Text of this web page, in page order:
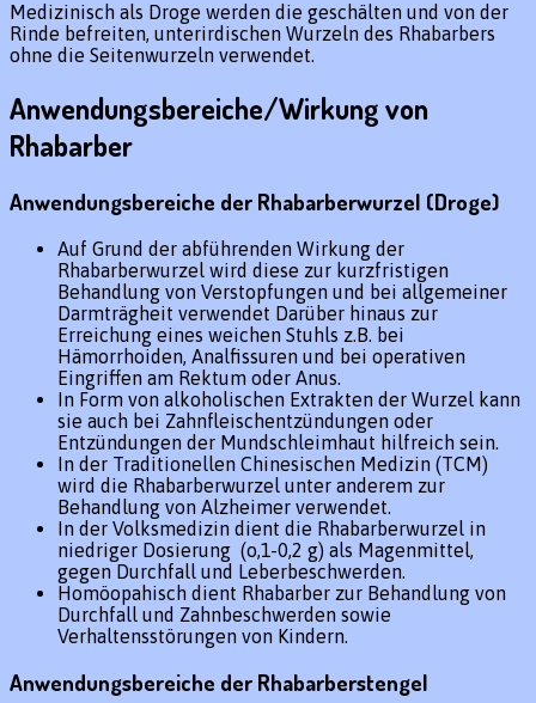
Medizinisch als Droge werden die geschälten und von der
Rinde befreiten, unterirdischen Wurzeln des Rhabarbers
ohne die Seitenwurzeln verwendet.
Anwendungsbereiche/Wirkung von
Rhabarber
Anwendungsbereiche der Rhabarberwurzel (Droge)
Auf Grund der abführenden Wirkung der
Rhabarberwurzel wird diese zur kurzfristigen
Behandlung von Verstopfungen und bei allgemeiner
Darmträgheit verwendet Darüber hinaus zur
Erreichung eines weichen Stuhls z.B. bei
Hämorrhoiden, Analfissuren und bei operativen
Eingriffen am Rektum oder Anus.
In Form von alkoholischen Extrakten der Wurzel kann
sie auch bei Zahnfleischentzündungen oder
Entzündungen der Mundschleimhaut hilfreich sein.
In der Traditionellen Chinesischen Medizin (TCM)
wird die Rhabarberwurzel unter anderem zur
Behandlung von Alzheimer verwendet.
In der Volksmedizin dient die Rhabarberwurzel in
niedriger Dosierung (o,1-0,2 g) als Magenmittel,
gegen Durchfall und Leberbeschwerden.
Homöopahisch dient Rhabarber zur Behandlung von
Durchfall und Zahnbeschwerden sowie
Verhaltensstörungen von Kindern.
Anwendungsbereiche der Rhabarberstengel